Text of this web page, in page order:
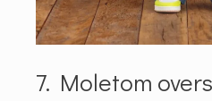
7. Moletom